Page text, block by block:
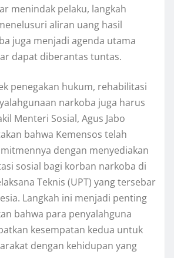
menindak pelaku, langkah
aliran uang hasil
juga menjadi agenda utama
dapat diberantas tuntas.
penegakan hukum, rehabilitasi
narkoba juga harus
Menteri Sosial, Agus Jabo
bahwa Kemensos telah
dengan menyediakan
sosial bagi korban narkoba di
Teknis (UPT) yang tersebar
Langkah ini menjadi penting
bahwa para penyalahguna
kesempatan kedua untuk
dengan kehidupan yang